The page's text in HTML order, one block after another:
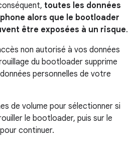
toutes les données
alors que le bootloader
être exposées à un risque.
non autorisé à vos données
du bootloader supprime
personnelles de votre
de volume pour sélectionner si
le bootloader, puis sur le
continuer.